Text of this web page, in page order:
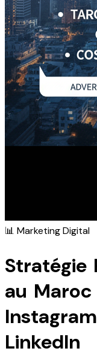
📊 Marketing Digital
Stratégie
au
LinkedIn